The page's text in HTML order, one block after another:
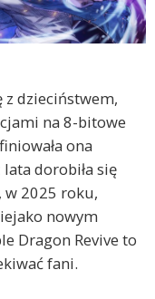
dzieciństwem,
na 8-bitowe
ona
dorobiła się
w 2025 roku,
nowym
Dragon Revive to
fani.